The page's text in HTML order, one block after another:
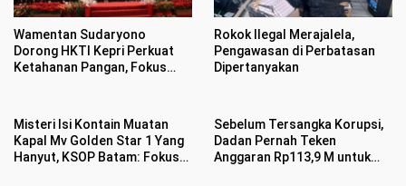
Wamentan Sudaryono
Dorong HKTI Kepri Perkuat
Ketahanan Pangan, Fokus
Rokok Ilegal Merajalela,
Pengawasan di Perbatasan
Dipertanyakan
Misteri Isi Kontain Muatan
Kapal Mv Golden Star 1 Yang
Hanyut, KSOP Batam: Fokus
Sebelum Tersangka Korupsi,
Dadan Pernah Teken
Anggaran Rp113,9 M untuk